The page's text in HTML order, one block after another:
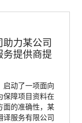
力某公司
务提供商提
启动了一项面向
保障项目资料在
面的准确性，某
译服务有限公司